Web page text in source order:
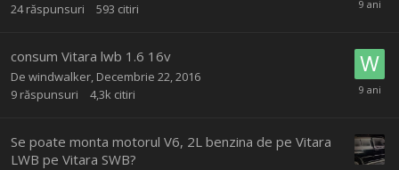
24 răspunsuri 593 citiri
consum Vitara lwb 1.6 16v
De windwalker Decembrie 22, 2016
9 răspunsuri 4,3k citiri
Se poate monta motorul V6, 2L benzina de pe Vitara
LWB pe Vitara SWB?